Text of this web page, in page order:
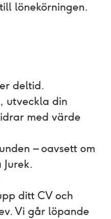
lönekörningen.
deltid.
utveckla din
med värde
– oavsett om
ditt CV och
Vi går löpande